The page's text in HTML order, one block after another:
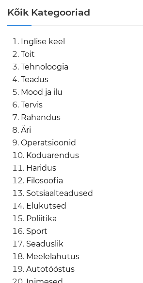
Kõik Kategooriad
Inglise keel
Toit
Tehnoloogia
Teadus
Mood ja ilu
Tervis
Rahandus
Äri
Operatsioonid
Koduarendus
Haridus
Filosoofia
Sotsiaalteadused
Elukutsed
Poliitika
Sport
Seaduslik
Meelelahutus
Autotööstus